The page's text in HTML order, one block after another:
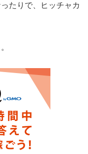
たりで、ヒッチャカ